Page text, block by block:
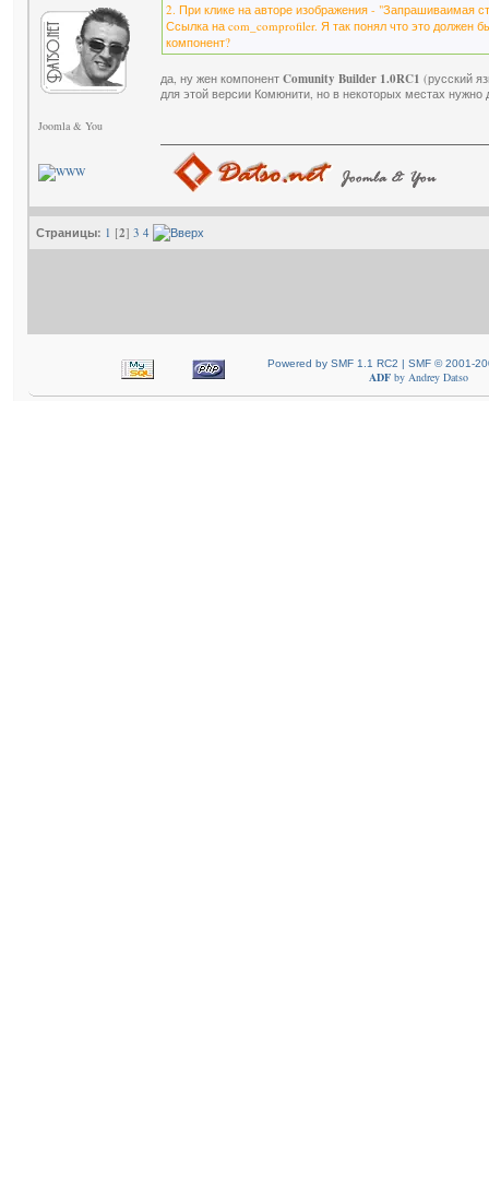
Joomla & You
2. При клике на авторе изображения - "Запрашиваимая
Ссылка на com_comprofiler. Я так понял что это должен
компонент?
да, ну жен компонент Comunity Builder 1.0RC1 (русский
для этой версии Комюнити, но в некоторых местах нужно
Страницы: 1 [2] 3 4
Powered by SMF 1.1 RC2 | SMF © 2001-
ADFby Andrey Datso